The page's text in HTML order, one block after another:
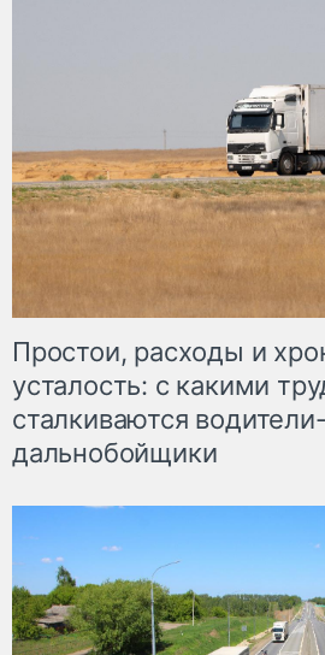
Простои, расходы и
усталость: с какими
сталкиваются водители-
дальнобойщики